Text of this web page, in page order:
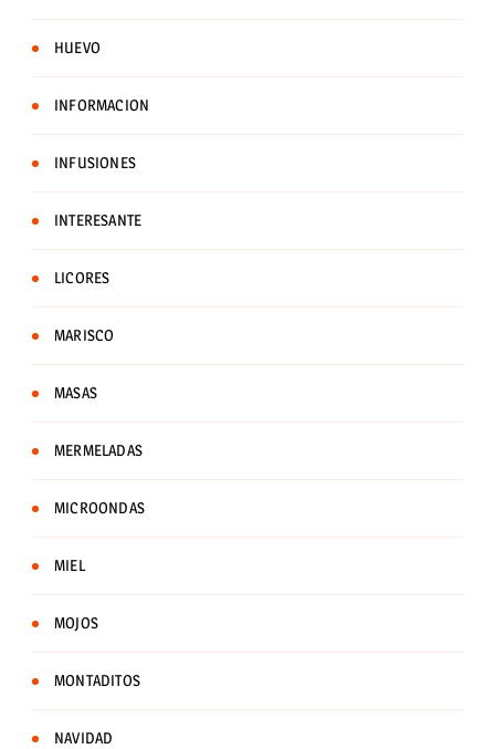
HUEVO
INFORMACION
INFUSIONES
INTERESANTE
LICORES
MARISCO
MASAS
MERMELADAS
MICROONDAS
MIEL
MOJOS
MONTADITOS
NAVIDAD